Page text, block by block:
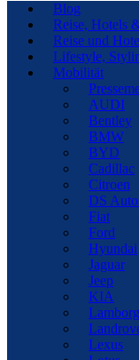
Blog
Reise, Hotels
Reise und
Lifestyle,
Mobilität
AUDI
Bentley
BMW
BYD
Cadillac
Citroen
DS
Fiat
Ford
Hyundai
Jaguar
Jeep
KIA
Lexus